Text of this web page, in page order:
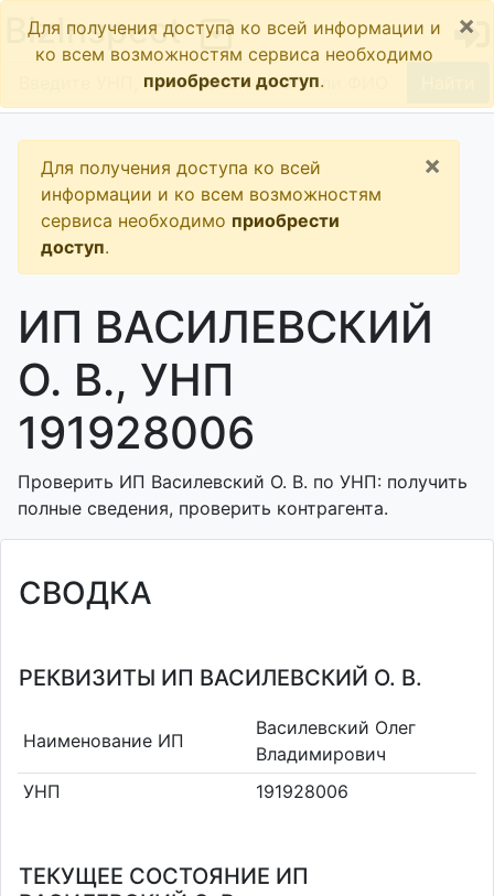
BizInspect
Для получения доступа ко всей информации и
ко всем возможностям сервиса необходимо
приобрести доступ.
×
Для получения доступа ко всей
информации и ко всем возможностям
сервиса необходимо приобрести
доступ.
×
ИП ВАСИЛЕВСКИЙ
О. В., УНП
191928006
Проверить ИП Василевский О. В. по УНП: получить
полные сведения, проверить контрагента.
СВОДКА
РЕКВИЗИТЫ ИП ВАСИЛЕВСКИЙ О. В.
Наименование ИП
Василевский Олег
Владимирович
УНП
191928006
ТЕКУЩЕЕ СОСТОЯНИЕ ИП